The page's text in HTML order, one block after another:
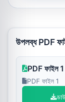
উপলব্ধ PDF
PDF ফাইল 1
PDF ফাইল 1